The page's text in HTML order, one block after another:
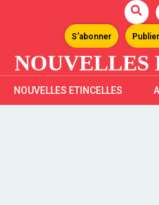
S'abonner
NOUVELLES
NOUVELLES ETINCELLES